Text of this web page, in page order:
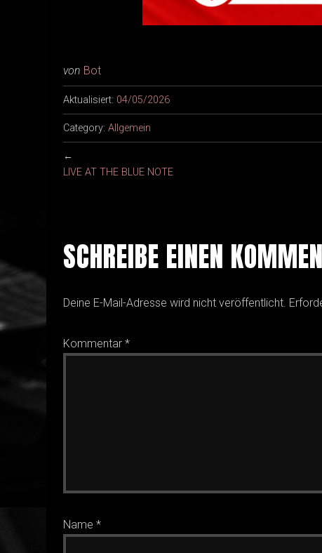
von Bot
Aktualisiert: 04/05/2026
Category: Allgemein
←
LIVE AT THE BLUE NOTE
SCHREIBE EINEN
Deine E-Mail-Adresse wird nicht veröffentlicht.
Kommentar *
Name *